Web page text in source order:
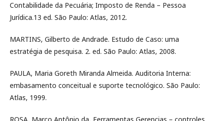
Contabilidade da Pecuária; Imposto de Renda – Pessoa
Jurídica.13 ed. São Paulo: Atlas, 2012.
MARTINS, Gilberto de Andrade. Estudo de Caso: uma
estratégia de pesquisa. 2. ed. São Paulo: Atlas, 2008.
PAULA, Maria Goreth Miranda Almeida. Auditoria Interna:
embasamento conceitual e suporte tecnológico. São Paulo:
Atlas, 1999.